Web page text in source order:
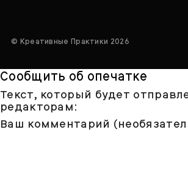
© Креативные Практики 2026
Сообщить об опечатке
Текст, который будет
редакторам:
Ваш комментарий